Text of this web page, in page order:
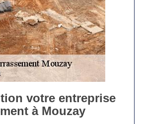
votre entreprise
à Mouzay